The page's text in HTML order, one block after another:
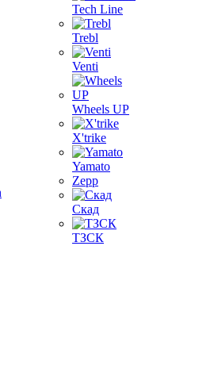
Tech Line
Trebl
Venti
Wheels UP
X'trike
Yamato
Zepp
Скад
ТЗСК